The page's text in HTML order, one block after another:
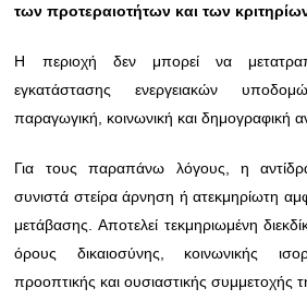
των προτεραιοτήτων και των
Η περιοχή δεν μπορεί να
εγκατάστασης ενεργειακών
παραγωγική, κοινωνική και δημογραφική
Για τους παραπάνω λόγους, η
συνιστά στείρα άρνηση ή ατεκμηρίωτη
μετάβασης. Αποτελεί τεκμηριωμένη
όρους δικαιοσύνης, κοινωνικής
προοπτικής και ουσιαστικής συμμετοχής